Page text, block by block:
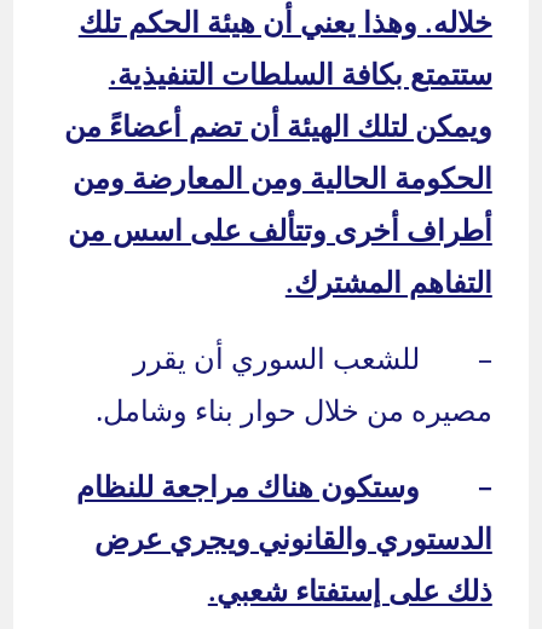
خلاله. وهذا يعني أن هيئة الحكم تلك
ستتمتع بكافة السلطات التنفيذية.
ويمكن لتلك الهيئة أن تضم أعضاءً من
الحكومة الحالية ومن المعارضة ومن
أطراف أخرى وتتألف على اسس من
التفاهم المشترك.
– للشعب السوري أن يقرر
مصيره من خلال حوار بناء وشامل.
– وستكون هناك مراجعة للنظام
الدستوري والقانوني ويجري عرض
ذلك على إستفتاء شعبي.